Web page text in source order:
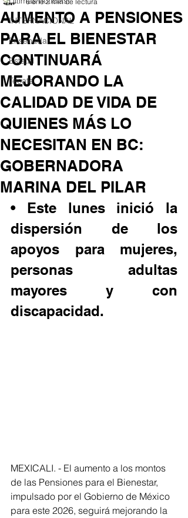
INTERNACIONAL
Ensenada
Estatal
Tecate
AUMENTO A PENSIONES
PARA EL BIENESTAR
CONTINUARÁ
MEJORANDO LA
CALIDAD DE VIDA DE
QUIENES MÁS LO
NECESITAN EN BC:
GOBERNADORA
MARINA DEL PILAR
• Este lunes inició la
dispersión de los
apoyos para mujeres,
personas adultas
mayores y con
discapacidad.
MEXICALI. - El aumento a los montos
de las Pensiones para el Bienestar,
impulsado por el Gobierno de México
para este 2026, seguirá mejorando la